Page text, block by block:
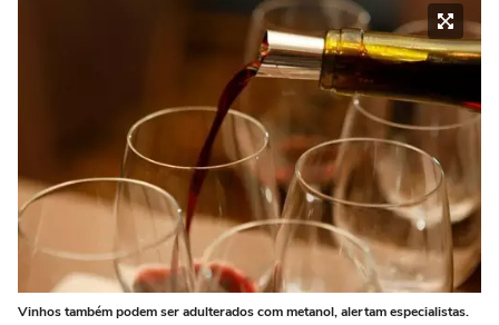
Vinhos também podem ser adulterados com metanol, alertam especialistas.